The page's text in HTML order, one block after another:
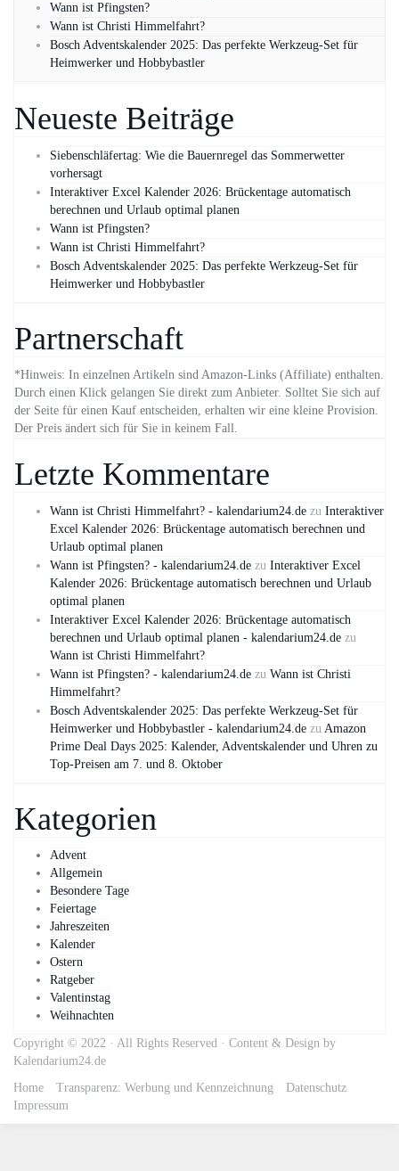
Wann ist Pfingsten?
Wann ist Christi Himmelfahrt?
Bosch Adventskalender 2025: Das perfekte Werkzeug-Set für
Heimwerker und Hobbybastler
Neueste Beiträge
Siebenschläfertag: Wie die Bauernregel das Sommerwetter
vorhersagt
Interaktiver Excel Kalender 2026: Brückentage automatisch
berechnen und Urlaub optimal planen
Wann ist Pfingsten?
Wann ist Christi Himmelfahrt?
Bosch Adventskalender 2025: Das perfekte Werkzeug-Set für
Heimwerker und Hobbybastler
Partnerschaft
*Hinweis: In einzelnen Artikeln sind Amazon-Links (Affiliate) enthalten.
Durch einen Klick gelangen Sie direkt zum Anbieter. Solltet Sie sich auf
der Seite für einen Kauf entscheiden, erhalten wir eine kleine Provision.
Der Preis ändert sich für Sie in keinem Fall.
Letzte Kommentare
Wann ist Christi Himmelfahrt? - kalendarium24.de zu Interaktiver
Excel Kalender 2026: Brückentage automatisch berechnen und
Urlaub optimal planen
Wann ist Pfingsten? - kalendarium24.de zu Interaktiver Excel
Kalender 2026: Brückentage automatisch berechnen und Urlaub
optimal planen
Interaktiver Excel Kalender 2026: Brückentage automatisch
berechnen und Urlaub optimal planen - kalendarium24.de zu
Wann ist Christi Himmelfahrt?
Wann ist Pfingsten? - kalendarium24.de zu Wann ist Christi
Himmelfahrt?
Bosch Adventskalender 2025: Das perfekte Werkzeug-Set für
Heimwerker und Hobbybastler - kalendarium24.de zu Amazon
Prime Deal Days 2025: Kalender, Adventskalender und Uhren zu
Top-Preisen am 7. und 8. Oktober
Kategorien
Advent
Allgemein
Besondere Tage
Feiertage
Jahreszeiten
Kalender
Ostern
Ratgeber
Valentinstag
Weihnachten
Copyright © 2022 · All Rights Reserved · Content & Design by
Kalendarium24.de
Home
Transparenz: Werbung und Kennzeichnung
Datenschutz
Impressum